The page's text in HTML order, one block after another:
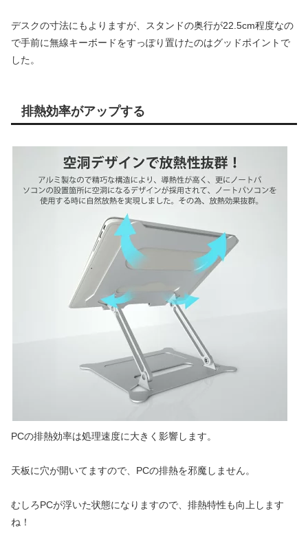
デスクの寸法にもよりますが、スタンドの奥行が22.5cm程度なの
で手前に無線キーボードをすっぽり置けたのはグッドポイントで
した。
排熱効率がアップする
PCの排熱効率は処理速度に大きく影響します。
天板に穴が開いてますので、PCの排熱を邪魔しません。
むしろPCが浮いた状態になりますので、排熱特性も向上します
ね！